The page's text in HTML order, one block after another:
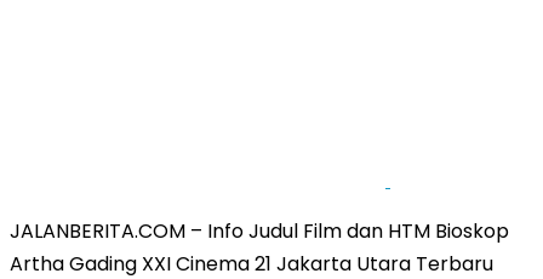
JALANBERITA.COM – Info Judul Film dan HTM Bioskop
Artha Gading XXI Cinema 21 Jakarta Utara Terbaru